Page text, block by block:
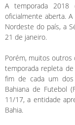
A temporada
oficialmente aberta.
Nordeste do país, a
21 de janeiro.
Porém, muitos outros
temporada repleta
fim de cada um dos
Bahiana de Futebol
11/17, a entidade
Bahia.